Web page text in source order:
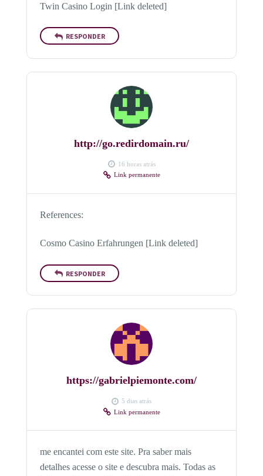
Twin Casino Login [Link deleted]
RESPONDER
http://go.redirdomain.ru/
16 horas atrás
Link permanente
References:
Cosmo Casino Erfahrungen [Link deleted]
RESPONDER
https://gabrielpiemonte.com/
5 dias atrás
Link permanente
me encantei com este site. Pra saber mais
detalhes acesse o site e descubra mais. Todas as